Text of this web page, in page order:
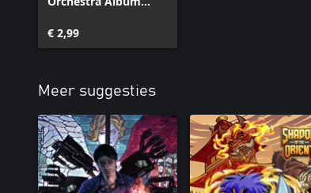
€ 2,99
Meer suggesties